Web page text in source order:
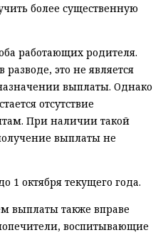
более существенную
работающих родителя.
это не является
выплаты. Однако
отсутствие
При наличии такой
выплаты не
1 октября текущего года.
выплаты также вправе
воспитывающие